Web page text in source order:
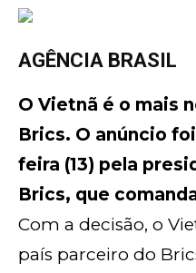
AGÊNCIA BRASIL
O Vietnã é o mais
Brics. O anúncio
feira (13) pela
Brics, que
Com a decisão, o
país parceiro do